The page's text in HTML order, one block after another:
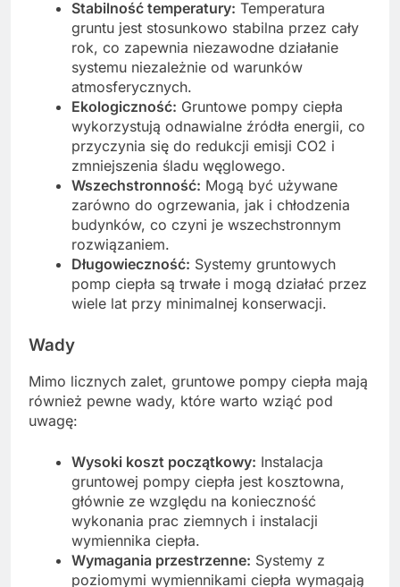
Stabilność temperatury: Temperatura
gruntu jest stosunkowo stabilna przez cały
rok, co zapewnia niezawodne działanie
systemu niezależnie od warunków
atmosferycznych.
Ekologiczność: Gruntowe pompy ciepła
wykorzystują odnawialne źródła energii, co
przyczynia się do redukcji emisji CO2 i
zmniejszenia śladu węglowego.
Wszechstronność: Mogą być używane
zarówno do ogrzewania, jak i chłodzenia
budynków, co czyni je wszechstronnym
rozwiązaniem.
Długowieczność: Systemy gruntowych
pomp ciepła są trwałe i mogą działać przez
wiele lat przy minimalnej konserwacji.
Wady
Mimo licznych zalet, gruntowe pompy ciepła mają
również pewne wady, które warto wziąć pod
uwagę:
Wysoki koszt początkowy: Instalacja
gruntowej pompy ciepła jest kosztowna,
głównie ze względu na konieczność
wykonania prac ziemnych i instalacji
wymiennika ciepła.
Wymagania przestrzenne: Systemy z
poziomymi wymiennikami ciepła wymagają